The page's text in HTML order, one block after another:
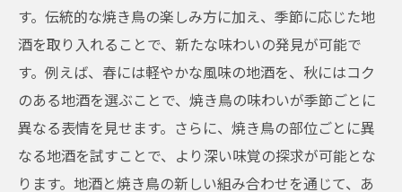
す。伝統的な焼き鳥の楽しみ方に加え、季節に応じた地
酒を取り入れることで、新たな味わいの発見が可能で
す。例えば、春には軽やかな風味の地酒を、秋にはコク
のある地酒を選ぶことで、焼き鳥の味わいが季節ごとに
異なる表情を見せます。さらに、焼き鳥の部位ごとに異
なる地酒を試すことで、より深い味覚の探求が可能とな
ります。地酒と焼き鳥の新しい組み合わせを通じて、あ